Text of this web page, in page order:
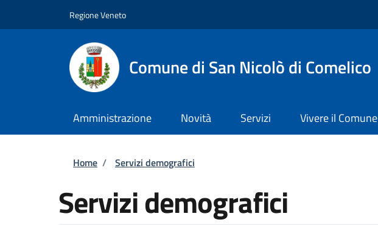
Regione Veneto
Comune di San Nicolò di Comelico
Amministrazione Novità Servizi Vivere il Comune
Briciole di pane
Home / Servizi demografici
Servizi demografici